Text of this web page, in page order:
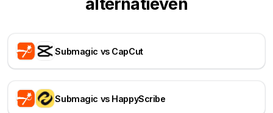
Submagic vs CapCut
Submagic vs HappyScribe